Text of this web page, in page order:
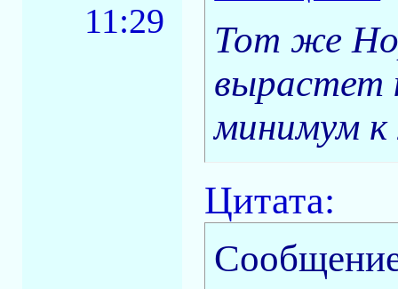
11:29
Тот же
вырастет
минимум к
Цитата: